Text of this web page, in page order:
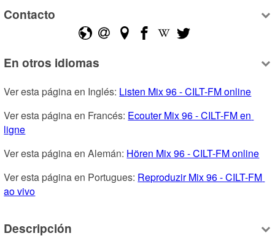
Contacto
En otros idiomas
Ver esta página en Inglés: Listen Mix 96 - CILT-FM online
Ver esta página en Francés: Ecouter Mix 96 - CILT-FM en
ligne
Ver esta página en Alemán: Hören Mix 96 - CILT-FM online
Ver esta página en Portugues: Reproduzir Mix 96 - CILT-FM
ao vivo
Descripción